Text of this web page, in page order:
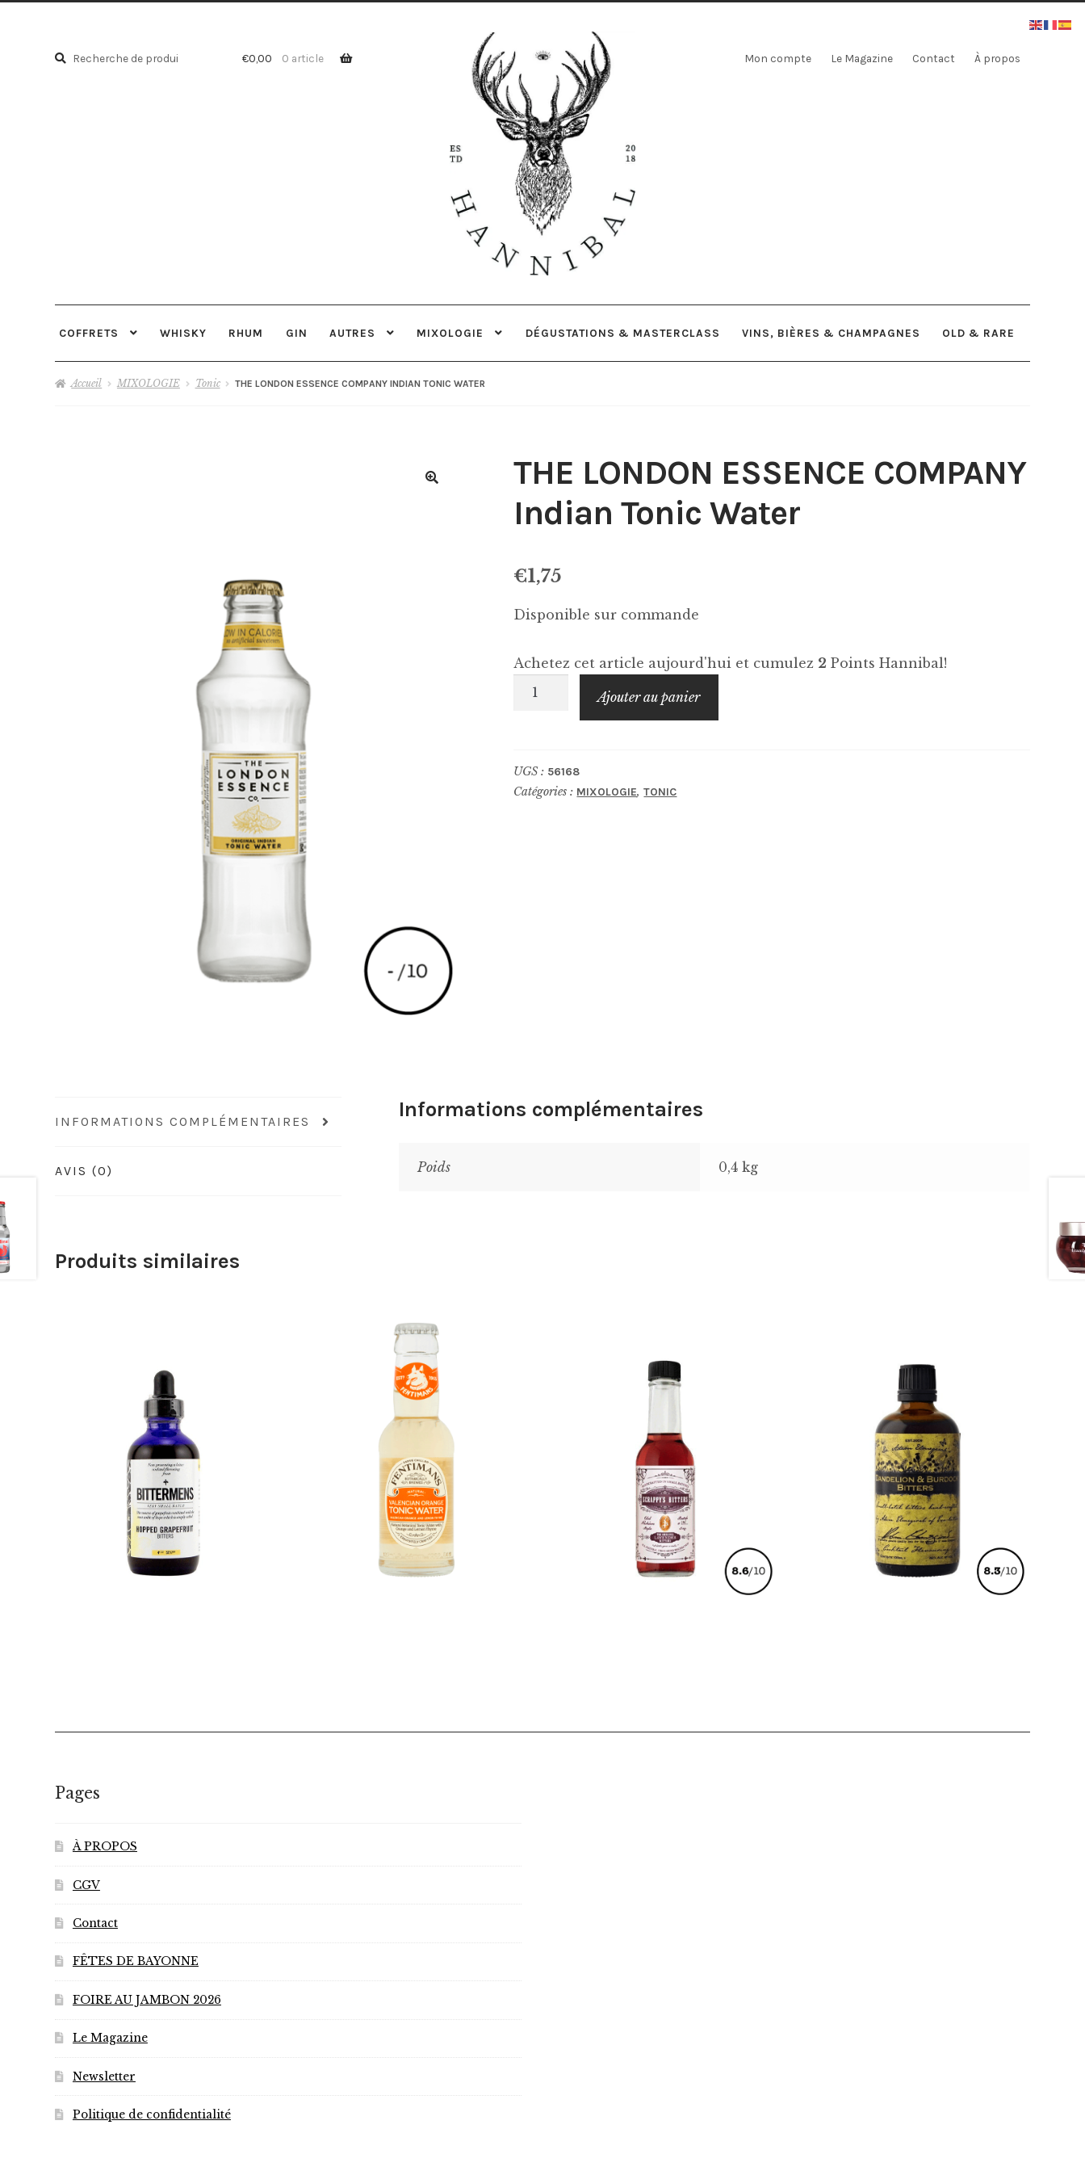
Recherche
Recherche
€0,00 0 article Mon compte Le Magazine Contact À propos
COFFRETS WHISKY RHUM GIN AUTRES MIXOLOGIE DÉGUSTATIONS & MASTERCLASS VINS, BIÈRES & CHAMPAGNES OLD & RARE
Accueil MIXOLOGIE Tonic THE LONDON ESSENCE COMPANY INDIAN TONIC WATER
THE LONDON ESSENCE COMPANY
Indian Tonic Water
€1,75
Disponible sur commande
Achetez cet article aujourd'hui et cumulez 2 Points Hannibal!
quantité
ESSENCE
COMPANY
Ajouter au panier
UGS : 56168
Catégories : MIXOLOGIE,TONIC
INFORMATIONS COMPLÉMENTAIRES
AVIS (0)
Informations complémentaires
Poids 0,4 kg
Produits similaires
€21,00 €1,50 €34,00 € 19,00
Pages
À PROPOS
CGV
Contact
FÊTES DE BAYONNE
FOIRE AU JAMBON 2026
Le Magazine
Newsletter
Politique de confidentialité